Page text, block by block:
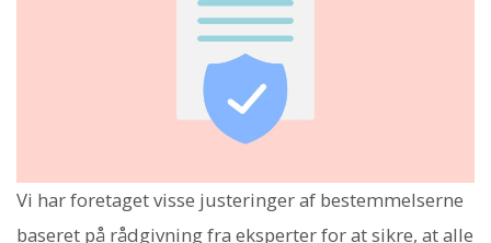
Vi har foretaget visse justeringer af bestemmelserne
baseret på rådgivning fra eksperter for at sikre, at alle